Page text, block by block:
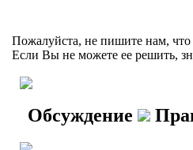
Пожалуйста, не пишите нам,
Если Вы не можете ее решить,
Обсуждение